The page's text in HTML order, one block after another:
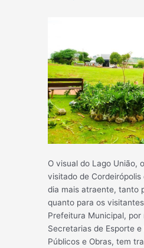
O visual do Lago União,
visitado de
dia mais atraente, tanto
quanto para os
Prefeitura Municipal, por
Secretarias de Esporte
Públicos e Obras, tem